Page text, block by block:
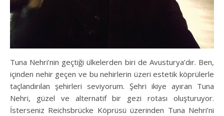
Tuna Nehri’nin geçtiği ülkelerden biri de Avusturya’dır. Ben,
içinden nehir geçen ve bu nehirlerin üzeri estetik köprülerle
taçlandırılan şehirleri seviyorum. Şehri ikiye ayıran Tuna
Nehri, güzel ve alternatif bir gezi rotası oluşturuyor.
İsterseniz Reichsbrücke Köprüsü üzerinden Tuna Nehri’ni